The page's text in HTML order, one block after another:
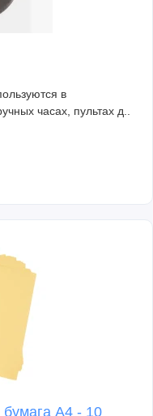
в
часах, пультах д..
А4 - 10